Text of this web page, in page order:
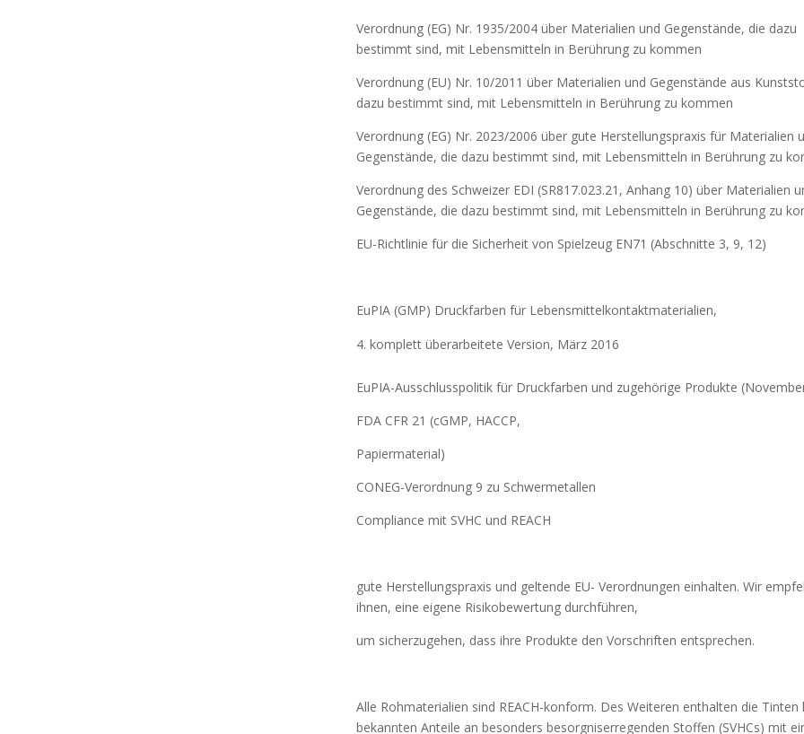
Verordnung (EG) Nr. 1935/2004 über Materialien und Gegenstände, die dazu
bestimmt sind, mit Lebensmitteln in Berührung zu kommen
Verordnung (EU) Nr. 10/2011 über Materialien und Gegenstände aus
dazu bestimmt sind, mit Lebensmitteln in Berührung zu kommen
Verordnung (EG) Nr. 2023/2006 über gute Herstellungspraxis für Materialien
Gegenstände, die dazu bestimmt sind, mit Lebensmitteln in Berührung zu
Verordnung des Schweizer EDI (SR817.023.21, Anhang 10) über Materialien
Gegenstände, die dazu bestimmt sind, mit Lebensmitteln in Berührung zu
EU-Richtlinie für die Sicherheit von Spielzeug EN71 (Abschnitte 3, 9, 12)
EuPIA (GMP) Druckfarben für Lebensmittelkontaktmaterialien,
komplett überarbeitete Version, März 2016
EuPIA-Ausschlusspolitik für Druckfarben und zugehörige Produkte
FDA CFR 21 (cGMP, HACCP,
Papiermaterial)
CONEG-Verordnung 9 zu Schwermetallen
Compliance mit SVHC und REACH
gute Herstellungspraxis und geltende EU- Verordnungen einhalten. Wir
ihnen, eine eigene Risikobewertung durchführen,
um sicherzugehen, dass ihre Produkte den Vorschriften entsprechen.
Alle Rohmaterialien sind REACH-konform. Des Weiteren enthalten die Tinten
bekannten Anteile an besonders besorgniserregenden Stoffen (SVHCs) mit